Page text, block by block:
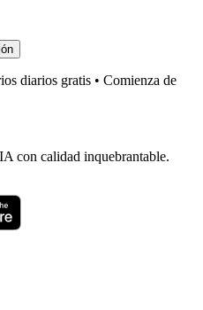
diarios gratis • Comienza de
con calidad inquebrantable.